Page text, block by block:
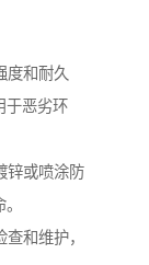
度和耐久
于恶劣环
锌或喷涂防
和维护，